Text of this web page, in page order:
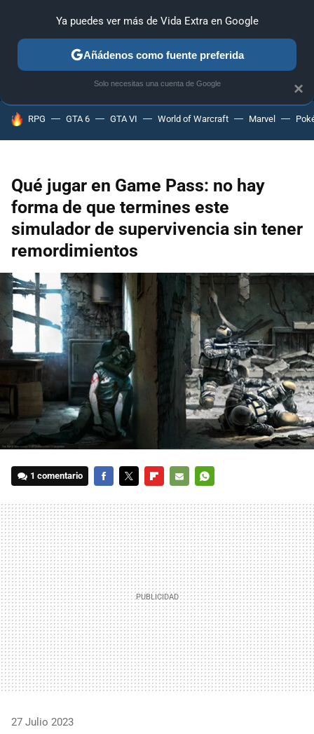
ANÁLISIS GUÍAS Y TRUCOS PC SONY NINTENDO
HOY SE HABLA DE
RPG GTA 6 GTA VI World of Warcraft Marvel
Qué jugar en Game Pass: no hay
forma de que termines este
simulador de supervivencia sin tener
remordimientos
1 comentario
MAIL
27 Julio 2023
×
Ya puedes ver más de Vida Extra en Google
Añádenos como fuente preferida
Solo necesitas una cuenta de Google